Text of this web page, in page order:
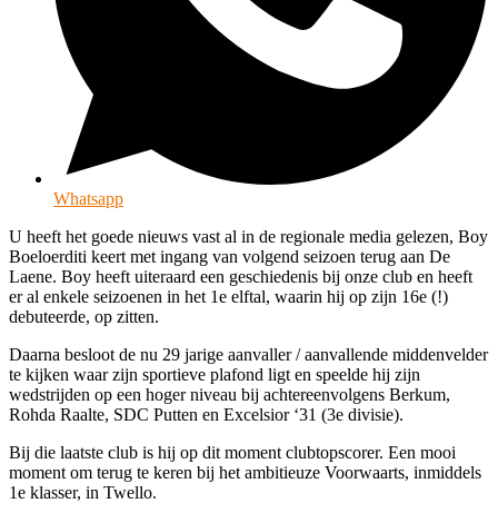
Whatsapp
U heeft het goede nieuws vast al in de regionale media gelezen, Boy
Boeloerditi keert met ingang van volgend seizoen terug aan De
Laene. Boy heeft uiteraard een geschiedenis bij onze club en heeft
er al enkele seizoenen in het 1e elftal, waarin hij op zijn 16e (!)
debuteerde, op zitten.
Daarna besloot de nu 29 jarige aanvaller / aanvallende middenvelder
te kijken waar zijn sportieve plafond ligt en speelde hij zijn
wedstrijden op een hoger niveau bij achtereenvolgens Berkum,
Rohda Raalte, SDC Putten en Excelsior ‘31 (3e divisie).
Bij die laatste club is hij op dit moment clubtopscorer. Een mooi
moment om terug te keren bij het ambitieuze Voorwaarts, inmiddels
1e klasser, in Twello.